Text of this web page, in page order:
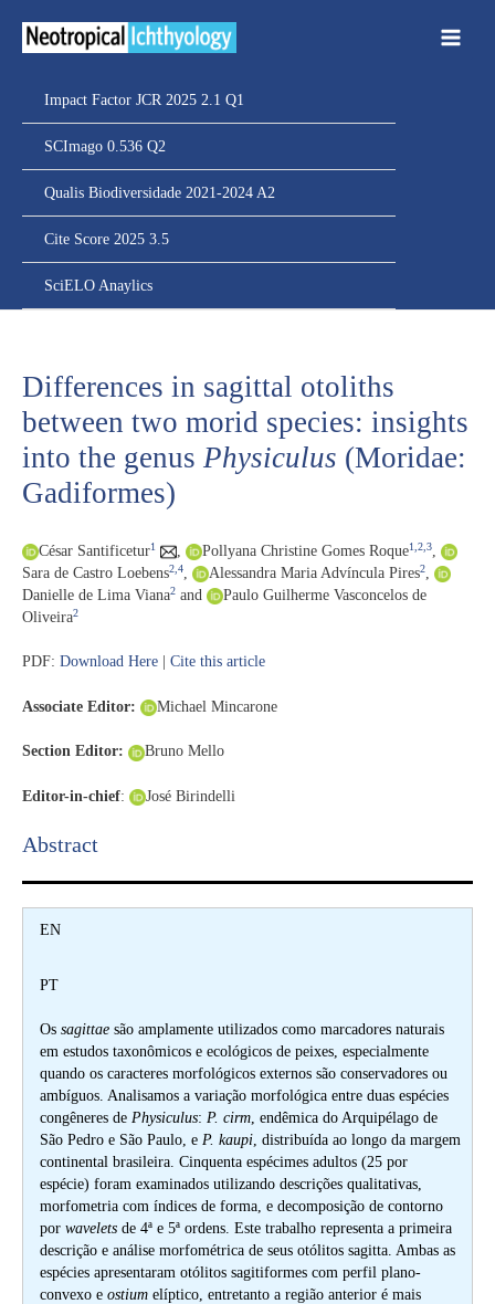
Impact Factor JCR 2025 2.1 Q1
SCImago 0.536 Q2
Qualis Biodiversidade 2021-2024 A2
Cite Score 2025 3.5
SciELO Anaylics
Differences in sagittal otoliths
between two morid species: insights
into the genus Physiculus (Moridae:
Gadiformes)
César Santificetur1 Pollyana Christine Gomes Roque1,2,3
Sara de Castro Loebens2,4 Alessandra Maria Advíncula Pires2
Danielle de Lima Viana2 and
Paulo Guilherme Vasconcelos de
Oliveira2
PDF: Download Here Cite this article
Associate Editor: Michael Mincarone
Section Editor: Bruno Mello
Editor-in-chief: José Birindelli
Abstract​
EN
PT
Os sagittae são amplamente utilizados como marcadores naturais
em estudos taxonômicos e ecológicos de peixes, especialmente
quando os caracteres morfológicos externos são conservadores ou
ambíguos. Analisamos a variação morfológica entre duas espécies
congêneres de Physiculus: P. cirm , endêmica do Arquipélago de
São Pedro e São Paulo, e P. kaupi , distribuída ao longo da margem
continental brasileira. Cinquenta espécimes adultos (25 por
espécie) foram examinados utilizando descrições qualitativas,
morfometria com índices de forma, e decomposição de contorno
por wavelets de 4ª e 5ª ordens. Este trabalho representa a primeira
descrição e análise morfométrica de seus otólitos sagitta. Ambas as
espécies apresentaram otólitos sagitiformes com perfil plano-
convexo e ostium elíptico, entretanto a região anterior é mais